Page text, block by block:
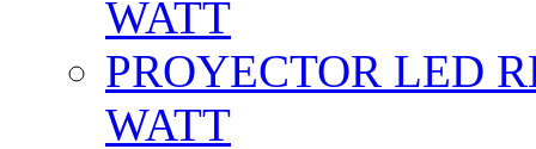
WATT
PROYECTOR LED
WATT